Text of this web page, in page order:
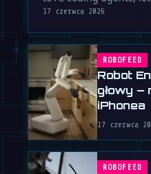
train, test, and perfect …
17 czerwca 2026
ROBOFEED
Robot
głowy –
iPhonea
17 czerwca
ROBOFEED